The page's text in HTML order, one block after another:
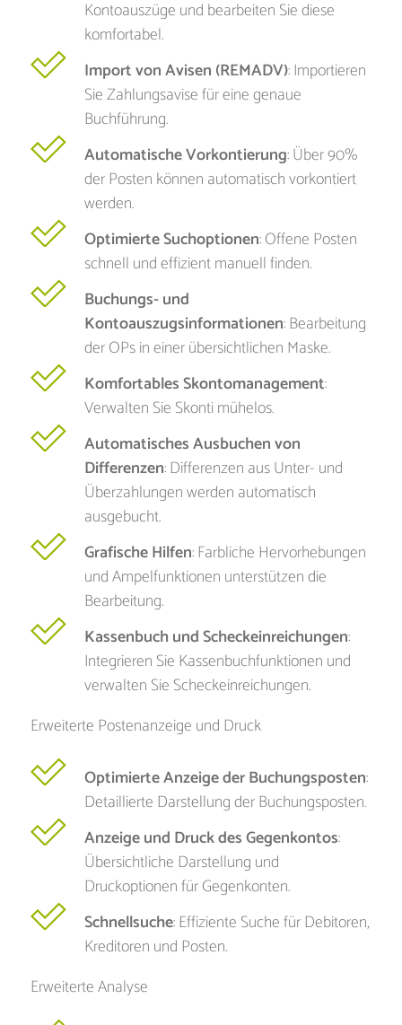
Kontoauszüge und bearbeiten Sie diese
komfortabel.
Import von Avisen (REMADV): Importieren
Sie Zahlungsavise für eine genaue
Buchführung.
Automatische Vorkontierung: Über 90%
der Posten können automatisch vorkontiert
werden.
Optimierte Suchoptionen: Offene Posten
schnell und effizient manuell finden.
Buchungs- und
Kontoauszugsinformationen: Bearbeitung
der OPs in einer übersichtlichen Maske.
Komfortables Skontomanagement:
Verwalten Sie Skonti mühelos.
Automatisches Ausbuchen von
Differenzen: Differenzen aus Unter- und
Überzahlungen werden automatisch
ausgebucht.
Grafische Hilfen: Farbliche Hervorhebungen
und Ampelfunktionen unterstützen die
Bearbeitung.
Kassenbuch und Scheckeinreichungen:
Integrieren Sie Kassenbuchfunktionen und
verwalten Sie Scheckeinreichungen.
Erweiterte Postenanzeige und Druck
Optimierte Anzeige der Buchungsposten:
Detaillierte Darstellung der Buchungsposten.
Anzeige und Druck des Gegenkontos:
Übersichtliche Darstellung und
Druckoptionen für Gegenkonten.
Schnellsuche: Effiziente Suche für Debitoren,
Kreditoren und Posten.
Erweiterte Analyse